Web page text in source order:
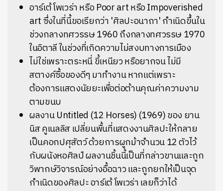
อาร์เต้ โพเวร่า หรือ Poor art หรือ Impoverished
art ซึ่งในที่นี้ขอเรียกว่า 'ศิลปะอนาถา' กำเนิดขึ้นใน
ช่วงกลางทศวรรษ 1960 ถึงกลางทศวรรษ 1970
ในอิตาลี ในช่วงที่เกิดความไม่สงบทางการเมือง
ไม่ใช่เพราะตระหนี่ ขี้เหนียว หรือยากจน ไม่มี
สตางค์ซื้อของดีๆ มาทำงาน หากแต่เพราะ
ต้องการแสดงนัยยะเพื่อต่อต้านคุณค่าความงาม
ตามขนบ
ผลงาน Untitled (12 Horses) (1969) ของ ยาน
นิส คูเนลลิส เปลี่ยนพื้นที่แสดงงานศิลปะให้กลาย
เป็นคอกปศุสัตว์ ด้วยการผูกม้าจำนวน 12 ตัวไว้
กับผนังหอศิลป์ ผลงานชิ้นนี้เป็นที่กล่าวขานและถูก
วิพากษ์วิจารณ์อย่างอื้อฉาว และถูกยกให้เป็นจุด
กำเนิดของศิลปะ อาร์เต้ โพเวร่า เลยก็ว่าได้